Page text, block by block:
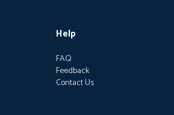
Help
FAQ
Feedback
Contact Us